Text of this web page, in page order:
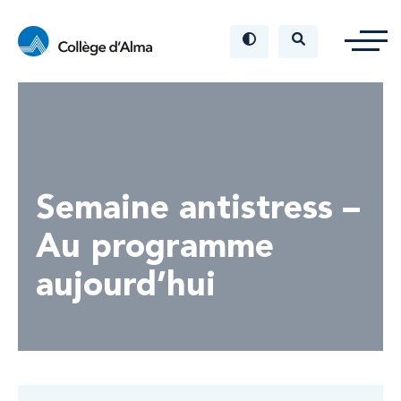
Semaine antistress –
Au programme
aujourd’hui